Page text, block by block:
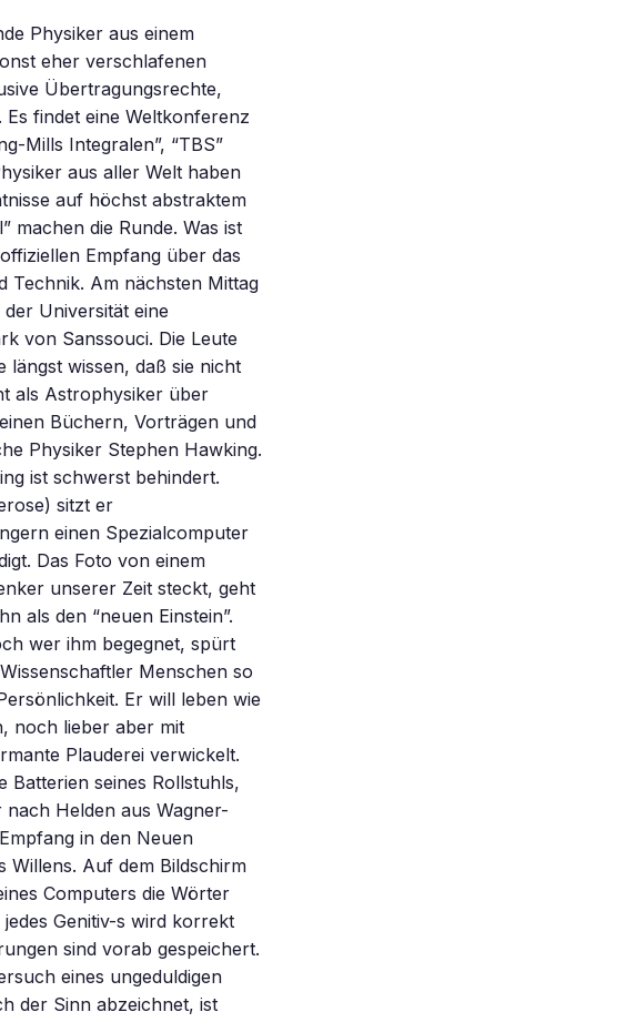
Physiker aus einem
eher verschlafenen
Übertragungsrechte,
findet eine Weltkonferenz
Mills Integralen”, “TBS”
aus aller Welt haben
auf höchst abstraktem
machen die Runde. Was ist
Empfang über das
Technik. Am nächsten Mittag
Universität eine
von Sanssouci. Die Leute
wissen, daß sie nicht
als Astrophysiker über
Büchern, Vorträgen und
Physiker Stephen Hawking.
ist schwerst behindert.
sitzt er
einen Spezialcomputer
Das Foto von einem
unserer Zeit steckt, geht
als den “neuen Einstein”.
wer ihm begegnet, spürt
Menschen so
Er will leben wie
noch lieber aber mit
Plauderei verwickelt.
Batterien seines Rollstuhls,
Helden aus Wagner-
in den Neuen
Willens. Auf dem Bildschirm
Computers die Wörter
Genitiv-s wird korrekt
sind vorab gespeichert.
eines ungeduldigen
der Sinn abzeichnet, ist